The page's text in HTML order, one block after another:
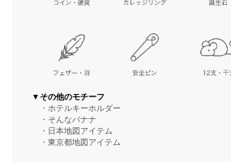
▼その他のモチーフ
・ホテルキーホルダー
・そんなバナナ
・日本地図アイテム
・東京都地図アイテム